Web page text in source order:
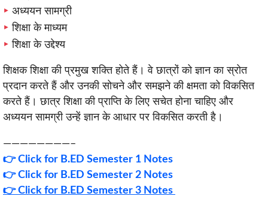
अध्ययन सामग्री
शिक्षा के माध्यम
शिक्षा के उद्देश्य
शिक्षक शिक्षा की प्रमुख शक्ति होते हैं। वे छात्रों को ज्ञान का स्रोत
प्रदान करते हैं और उनकी सोचने और समझने की क्षमता को विकसित
करते हैं। छात्र शिक्षा की प्राप्ति के लिए सचेत होना चाहिए और
अध्ययन सामग्री उन्हें ज्ञान के आधार पर विकसित करती है।
————————–
👉Click for B.ED Semester 1 Notes
👉Click for B.ED Semester 2 Notes
👉 Click for B.ED Semester 3 Notes